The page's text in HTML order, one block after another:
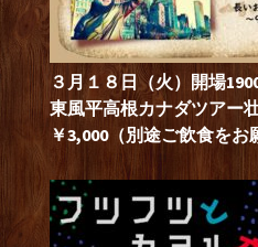
３月１８日（火）開場
東風平高根カナダツアー
￥3,000（別途ご飲食をお